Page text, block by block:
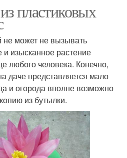
пластиковых
не может не вызывать
изысканное растение
любого человека. Конечно,
даче представляется мало
и огорода вполне возможно
из бутылки.